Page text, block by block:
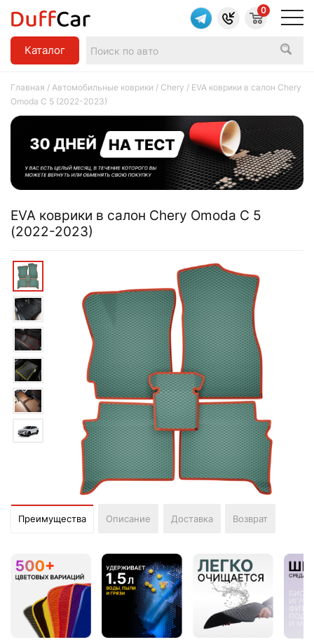
Каталог
0
Главная / Автомобильные коврики / Chery / EVA коврики в салон Chery
Omoda C 5 (2022-2023)
EVA коврики в салон Chery Omoda C 5
(2022-2023)
Преимущества Описание Доставка Возврат